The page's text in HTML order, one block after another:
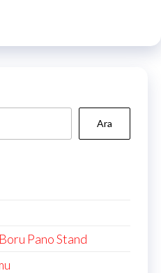
Ara
Pano Stand